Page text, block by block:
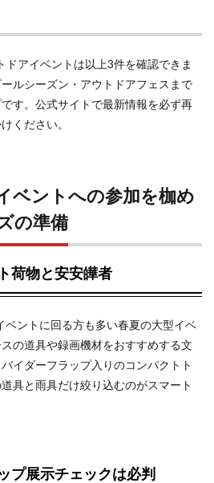
アイベントは以上3件を確認できま
ルシーズン・アウトドアフェスまで
す。公式サイトで最新情報を必ず再
ください。
ベントへの参加を枷め
の準備
荷物と安安皣者
ベントに回る方も多い春夏の大型イベ
の道具や録画機材をおすすめする文
イダーフラップ入りのコンパクトト
具と雨具だけ絞り込むのがスマート
プ展示チェックは必判